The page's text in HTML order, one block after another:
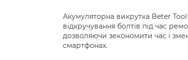
Акумуляторна викрутка Beter
відкручування болтів під час
дозволяючи зекономити час і
смартфонах.